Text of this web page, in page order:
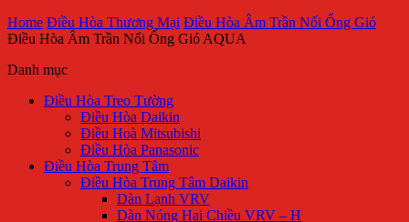
Home Điều Hòa Thương Mại Điều Hòa Âm Trần Nối Ống Gió
Điều Hòa Âm Trần Nối Ống Gió AQUA
Danh mục
Điều Hòa Treo Tường
Điều Hòa Daikin
Điều Hoà Mitsubishi
Điều Hòa Panasonic
Điều Hòa Trung Tâm
Điều Hòa Trung Tâm Daikin
Dàn Lạnh VRV
Dàn Nóng Hai Chiều VRV – H